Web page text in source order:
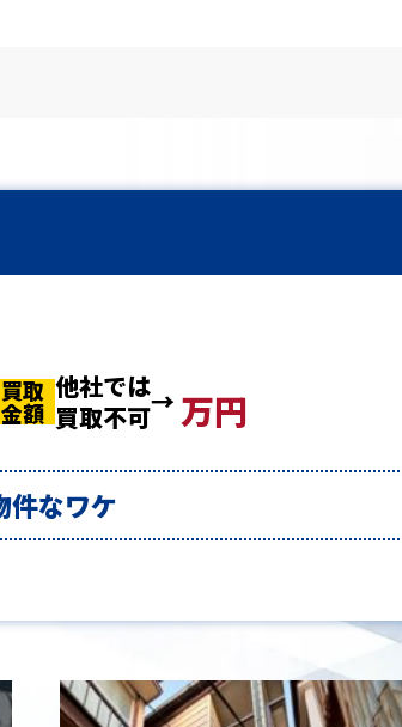
買取
金額
買取
金額
他社では
買取不可
万円
件なワケ
買取
金額